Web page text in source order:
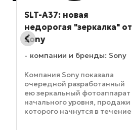
SLT-A37: новая
недорогая "зеркалка" от
Sony
компании и бренды: Sony
Компания Sony показала
очередной разработанный
ею зеркальный фотоаппарат
начального уровня, продажи
которого начнутся в течение